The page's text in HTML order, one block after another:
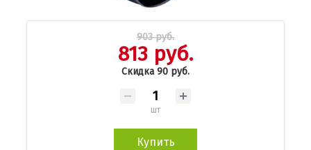
903 руб.
813 руб.
Скидка 90 руб.
шт
Купить